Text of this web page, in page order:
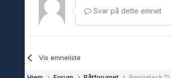
Svar på dette emnet
Vis emneliste